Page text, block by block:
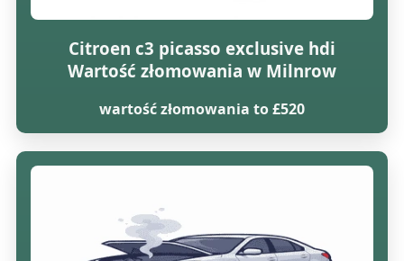
Citroen c3 picasso exclusive hdi
Wartość złomowania w Milnrow
wartość złomowania to £520